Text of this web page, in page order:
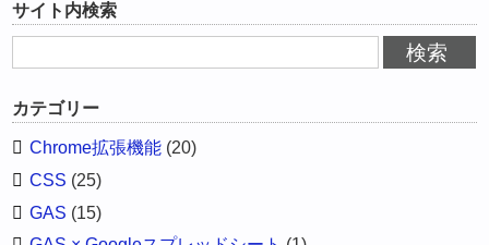
サイト内検索
カテゴリー
Chrome拡張機能 (20)
CSS (25)
GAS (15)